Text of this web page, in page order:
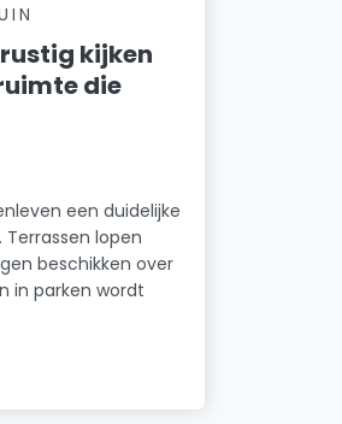
kijken
die
een duidelijke
lopen
beschikken over
in parken wordt